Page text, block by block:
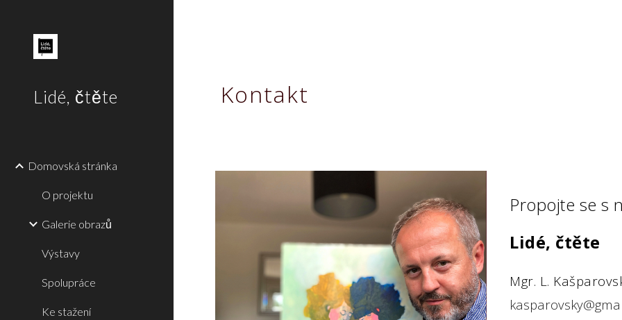
Lidé, čtěte
Domovská stránka
O projektu
Galerie obrazů
Výstavy
Spolupráce
Ke stažení
Kontakt
Propojte se s
Lidé, čtěte
Mgr. L.